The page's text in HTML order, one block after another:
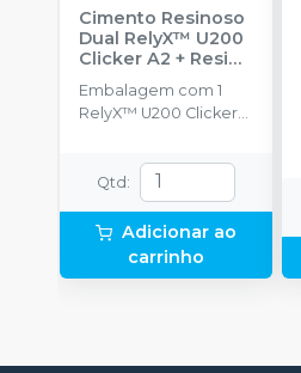
Cimento Resinoso
Dual RelyX™ U200
Clicker A2 + Resina
Filtek™ Universal
A3-SOLVENTUM
Embalagem com 1
RelyX™ U200 Clicker
Resina Filtek™
Universal Cor A3 de
Qtd :
Adicionar ao
carrinho